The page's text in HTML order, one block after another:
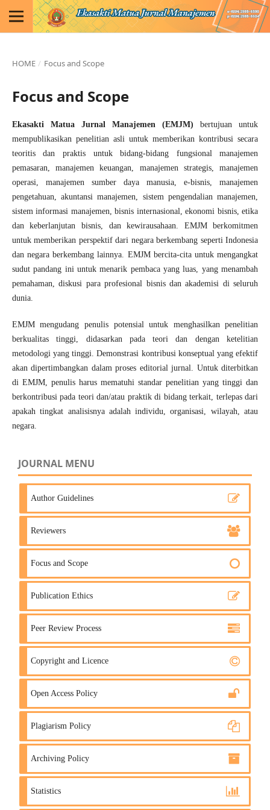
HOME / Focus and Scope
Focus and Scope
Ekasakti Matua Jurnal Manajemen (EMJM) bertujuan untuk
mempublikasikan penelitian asli untuk memberikan kontribusi secara
teoritis dan praktis untuk bidang-bidang fungsional manajemen
pemasaran, manajemen keuangan, manajemen strategis, manajemen
operasi, manajemen sumber daya manusia, e-bisnis, manajemen
pengetahuan, akuntansi manajemen, sistem pengendalian manajemen,
sistem informasi manajemen, bisnis internasional, ekonomi bisnis, etika
dan keberlanjutan bisnis, dan kewirausahaan. EMJM berkomitmen
untuk memberikan perspektif dari negara berkembang seperti Indonesia
dan negara berkembang lainnya. EMJM bercita-cita untuk mengangkat
sudut pandang ini untuk menarik pembaca yang luas, yang menambah
pemahaman, diskusi para profesional bisnis dan akademisi di seluruh
dunia.
EMJM mengudang penulis potensial untuk menghasilkan penelitian
berkualitas tinggi, didasarkan pada teori dan dengan ketelitian
metodologi yang tinggi. Demonstrasi kontribusi konseptual yang efektif
akan dipertimbangkan dalam proses editorial jurnal. Untuk diterbitkan
di EMJM, penulis harus mematuhi standar penelitian yang tinggi dan
berkontribusi pada teori dan/atau praktik di bidang terkait, terlepas dari
apakah tingkat analisisnya adalah individu, organisasi, wilayah, atau
negara.
JOURNAL MENU
Author Guidelines
Reviewers
Focus and Scope
Publication Ethics
Peer Review Process
Copyright and Licence
Open Access Policy
Plagiarism Policy
Archiving Policy
Statistics